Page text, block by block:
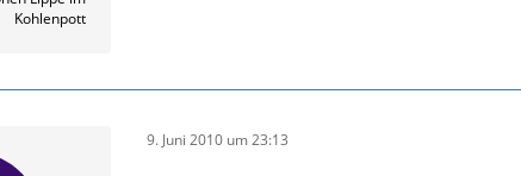
Kohlenpott
9. Juni 2010 um 23:13